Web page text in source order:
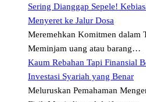
Sering Dianggap Sepele!
Menyeret ke Jalur Dosa
Meremehkan Komitmen dalam
Meminjam uang atau barang…
Kaum Rebahan Tapi Finansial
Investasi Syariah yang Benar
Meluruskan Pemahaman